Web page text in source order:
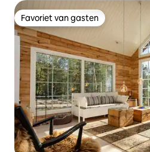
Favoriet van gasten
Favoriet van gasten